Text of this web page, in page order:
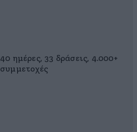
40 ημέρες, 33 δράσεις, 4.000+
συμμετοχές